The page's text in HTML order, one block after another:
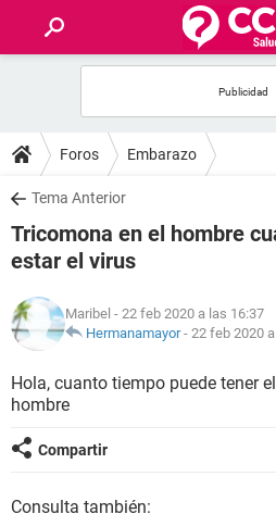
FOROS
SALUD
FAMILIA
NUTRICIÓN
SEXUALIDAD
Foros Embarazo
Tema Anterior
Tricomona en el hombre
estar el virus
Maribel - 22 feb 2020 a las 16:37
Hermanamayor- 22 feb 2020
Hola, cuanto tiempo puede tener
hombre
Compartir
Consulta también: